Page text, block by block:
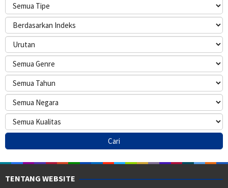
TENTANG WEBSITE